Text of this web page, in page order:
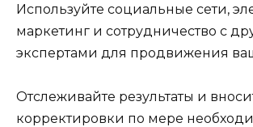
Используйте социальные сети,
маркетинг и сотрудничество с
экспертами для продвижения
Отслеживайте результаты и
корректировки по мере